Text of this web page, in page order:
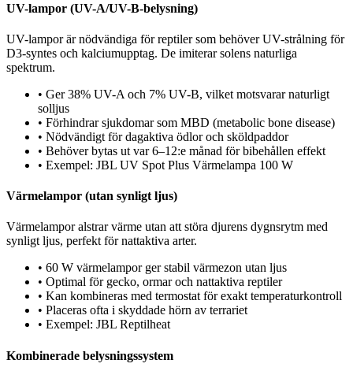
UV-lampor (UV-A/UV-B-belysning)
UV-lampor är nödvändiga för reptiler som behöver UV-strålning för
D3-syntes och kalciumupptag. De imiterar solens naturliga
spektrum.
• Ger 38% UV-A och 7% UV-B, vilket motsvarar naturligt
solljus
• Förhindrar sjukdomar som MBD (metabolic bone disease)
• Nödvändigt för dagaktiva ödlor och sköldpaddor
• Behöver bytas ut var 6–12:e månad för bibehållen effekt
• Exempel: JBL UV Spot Plus Värmelampa 100 W
Värmelampor (utan synligt ljus)
Värmelampor alstrar värme utan att störa djurens dygnsrytm med
synligt ljus, perfekt för nattaktiva arter.
• 60 W värmelampor ger stabil värmezon utan ljus
• Optimal för gecko, ormar och nattaktiva reptiler
• Kan kombineras med termostat för exakt temperaturkontroll
• Placeras ofta i skyddade hörn av terrariet
• Exempel: JBL Reptilheat
Kombinerade belysningssystem